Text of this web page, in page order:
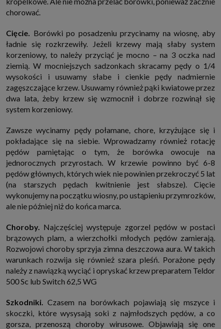
chorować.
Cięcie. Borówki po posadzeniu przycinamy na wiosnę, aby
ładnie się rozkrzewiły. Jeżeli krzewy mają słaby system
korzeniowy, to należy przyciąć je mocno – na 3 oczka nad
ziemią. W mocniejszych sadzonkach skracamy pędy o 1/4
wysokości i usuwamy słabe i cienkie pędy nadmiernie
zagęszczające krzew. Usuwamy również pąki kwiatowe przez
dwa lata, żeby krzew się wzmocnił i dobrze rozwinął się
system korzeniowy.
Zawsze wycinamy pędy połamane, chore, krzyżujące się i
pokładające się na siebie. Wprowadzamy również rotację
pędów pamiętając o tym, że borówka owocuje na
jednorocznych przyrostach. W krzewie powinno być 6-8
pędów głównych, których wiek nie powinien przekroczyć 5 lat
(na starszych pędach kwitnienie jest słabsze). Cięcie
wykonujemy na początku wiosny, po ustąpieniu przymrozków,
ale nie później niż do końca marca.
Choroby. Najczęściej występuje zgorzel pędów w postaci
brązowych plam, a wierzchołki młodych pędów zamierają.
Rozwojowi choroby sprzyja zimna deszczowa aura. W takich
warunkach rozwija się również szara pleśń. Porażone pędy
należy z nawiązką wyciąć i opryskać krzew preparatem Teldor
500 Sc lub Switch 62,5 WG
Szkodniki.Czasem na borówkach pojawiają się mszyce i
skoczki, które wysysają soki z najmłodszych pędów, a co
gorsza, przenoszą choroby wirusowe. Objawiają się one